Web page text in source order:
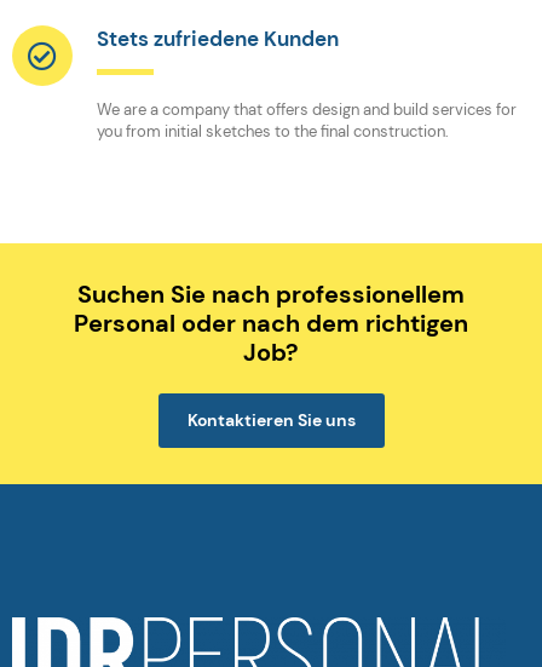
Stets zufriedene Kunden
We are a company that offers design and build services for
you from initial sketches to the final construction.
Suchen Sie nach professionellem
Personal oder nach dem richtigen
Job?
Kontaktieren Sie uns